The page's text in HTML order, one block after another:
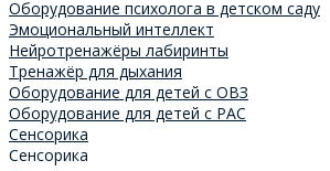
Оборудование психолога в детском саду
Эмоциональный интеллект
Нейротренажёры лабиринты
Тренажёр для дыхания
Оборудование для детей с ОВЗ
Оборудование для детей с РАС
Сенсорика
Сенсорика